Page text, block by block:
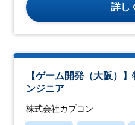
詳し
【ゲーム開発（大阪）
ンジニア
株式会社カプコン